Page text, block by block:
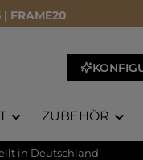
| FRAME20
ZUBEHÖR
in Deutschland